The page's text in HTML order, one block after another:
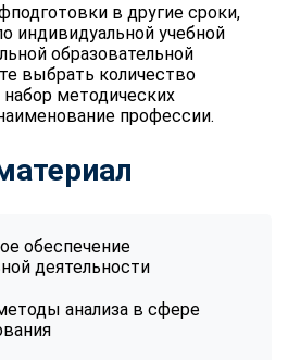
в другие сроки,
индивидуальной учебной
образовательной
выбрать количество
методических
профессии.
обеспечение
деятельности
анализа в сфере